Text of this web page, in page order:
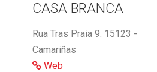
CASA BRANCA
Rua Tras Praia 9. 15123 -
Camariñas
Web